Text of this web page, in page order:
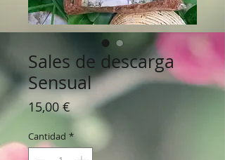
Sales de descarga
Sensual
15,00 €Precio
Cantidad *